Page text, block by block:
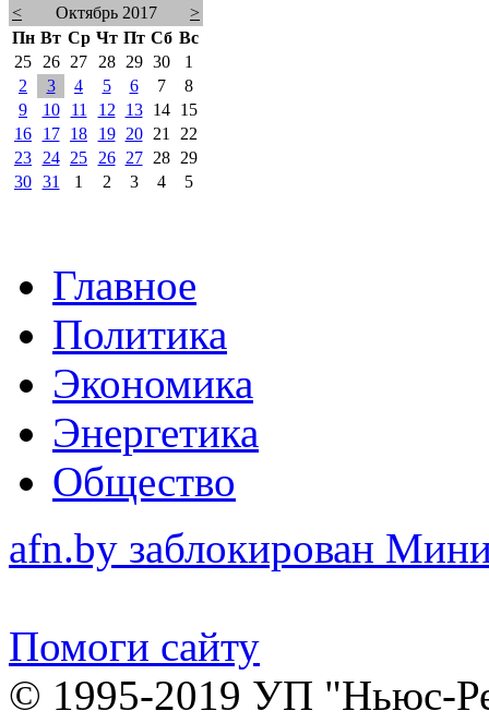
< Октябрь 2017
>
Пн Вт Ср Чт Пт Сб Вс
25
26 27 28 29 30
1
2
3 4 5 6 7
8
9
10 11 12 13 14
15
16
17 18 19 20 21
22
23
24 25 26 27 28
29
30 31 1 2 3 4 5
Главное
Политика
Экономика
Энергетика
Общество
afn.by заблокирован
Помоги сайту
© 1995-2019 УП "Ньюс-